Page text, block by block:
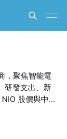
，聚焦智能電
研發支出、新
股價與中國